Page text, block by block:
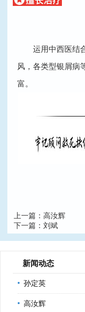
运用中西医结合
风，各类型银屑病
富。
上一篇： 高汝辉
下一篇： 刘斌
新闻动态
孙定英
高汝辉